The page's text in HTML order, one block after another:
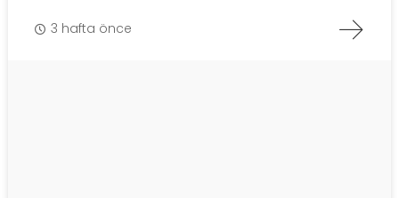
3 hafta önce